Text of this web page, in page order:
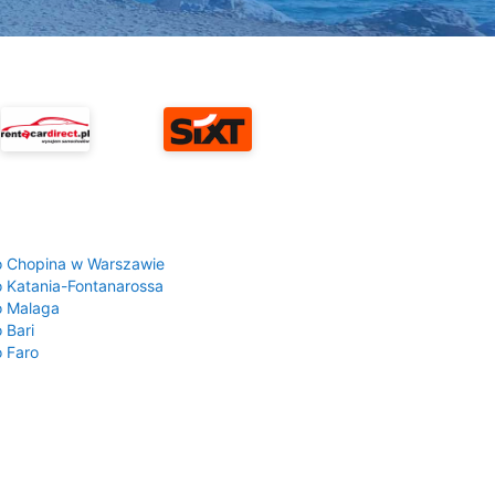
Chopina w Warszawie
Katania-Fontanarossa
Malaga
Bari
Faro